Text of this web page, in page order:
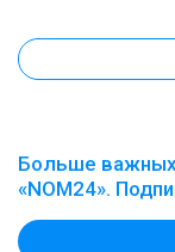
Больше важных
«NOM24».